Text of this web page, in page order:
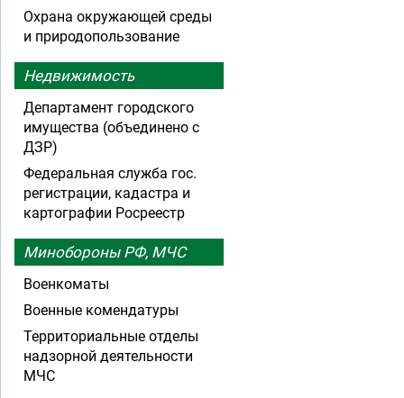
Охрана окружающей среды
и природопользование
Недвижимость
Департамент городского
имущества (объединено с
ДЗР)
Федеральная служба гос.
регистрации, кадастра и
картографии Росреестр
Минобороны РФ, МЧС
Военкоматы
Военные комендатуры
Территориальные отделы
надзорной деятельности
МЧС